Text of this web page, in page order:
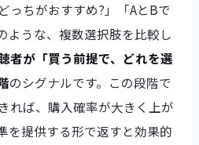
っちがおすすめ?」「AとBで
うな、複数選択肢を比較し
者が「買う前提で、どれを選
のシグナルです。この段階で
れば、購入確率が大きく上が
を提供する形で返すと効果的